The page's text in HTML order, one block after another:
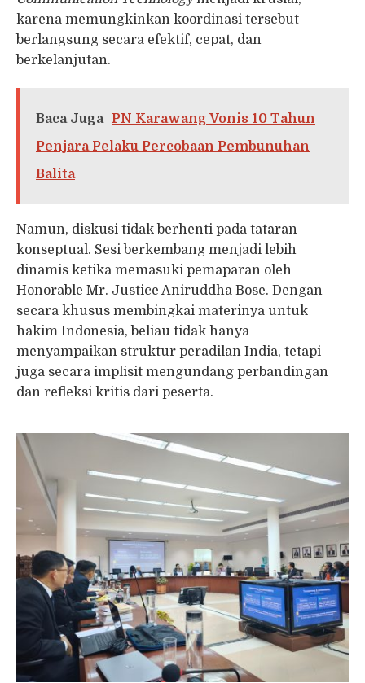
karena memungkinkan koordinasi tersebut
berlangsung secara efektif, cepat, dan
berkelanjutan.
Baca Juga
PN Karawang Vonis 10 Tahun
Penjara Pelaku Percobaan Pembunuhan
Balita
Namun, diskusi tidak berhenti pada tataran
konseptual. Sesi berkembang menjadi lebih
dinamis ketika memasuki pemaparan oleh
Honorable Mr. Justice Aniruddha Bose. Dengan
secara khusus membingkai materinya untuk
hakim Indonesia, beliau tidak hanya
menyampaikan struktur peradilan India, tetapi
juga secara implisit mengundang perbandingan
dan refleksi kritis dari peserta.